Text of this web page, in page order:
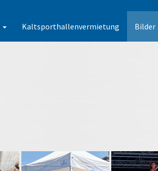
Kaltsporthallenvermietung Bilder